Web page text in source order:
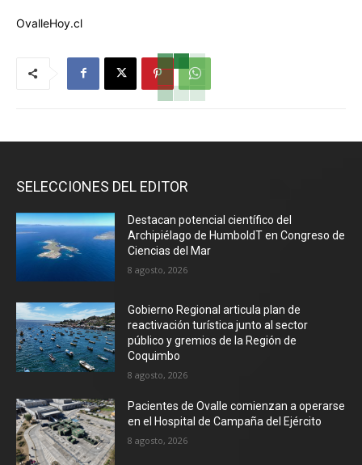
OvalleHoy.cl
SELECCIONES DEL EDITOR
Destacan potencial científico del
Archipiélago de HumboldT en Congreso de
Ciencias del Mar
8 agosto, 2026
Gobierno Regional articula plan de
reactivación turística junto al sector
público y gremios de la Región de
Coquimbo
8 agosto, 2026
Pacientes de Ovalle comienzan a operarse
en el Hospital de Campaña del Ejército
8 agosto, 2026